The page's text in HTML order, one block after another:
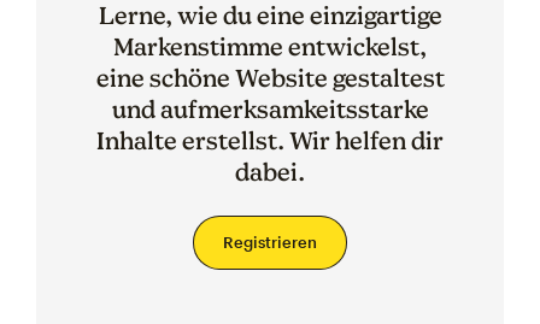
Lerne, wie du eine einzigartige
Markenstimme entwickelst,
eine schöne Website gestaltest
und aufmerksamkeitsstarke
Inhalte erstellst. Wir helfen dir
dabei.
Registrieren